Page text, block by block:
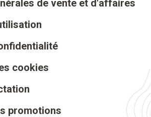
de vente et d'affaires
cookies
promotions